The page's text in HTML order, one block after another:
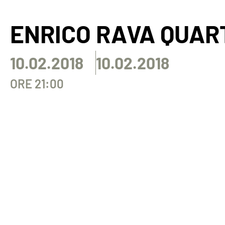
ENRICO RAVA
10.02.2018 10.02.2018
ORE 21:00